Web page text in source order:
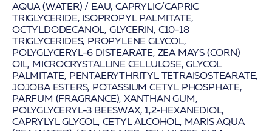
AQUA (WATER) / EAU, CAPRYLIC/CAPRIC
TRIGLYCERIDE, ISOPROPYL PALMITATE,
OCTYLDODECANOL, GLYCERIN, C10-18
TRIGLYCERIDES, PROPYLENE GLYCOL,
POLYGLYCERYL-6 DISTEARATE, ZEA MAYS (CORN)
OIL, MICROCRYSTALLINE CELLULOSE, GLYCOL
PALMITATE, PENTAERYTHRITYL TETRAISOSTEARATE,
JOJOBA ESTERS, POTASSIUM CETYL PHOSPHATE,
PARFUM (FRAGRANCE), XANTHAN GUM,
POLYGLYCERYL-3 BEESWAX, 1,2-HEXANEDIOL,
CAPRYLYL GLYCOL, CETYL ALCOHOL, MARIS AQUA